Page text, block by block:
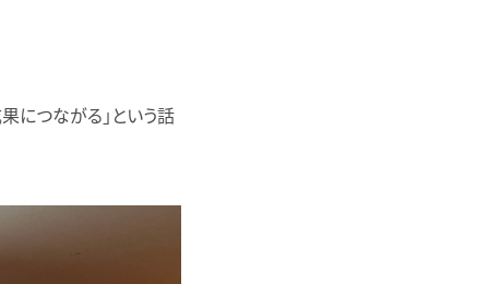
につながる」という話